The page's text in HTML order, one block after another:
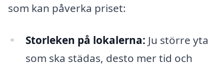
som kan påverka priset:
Storleken på lokalerna: Ju större yta
som ska städas, desto mer tid och